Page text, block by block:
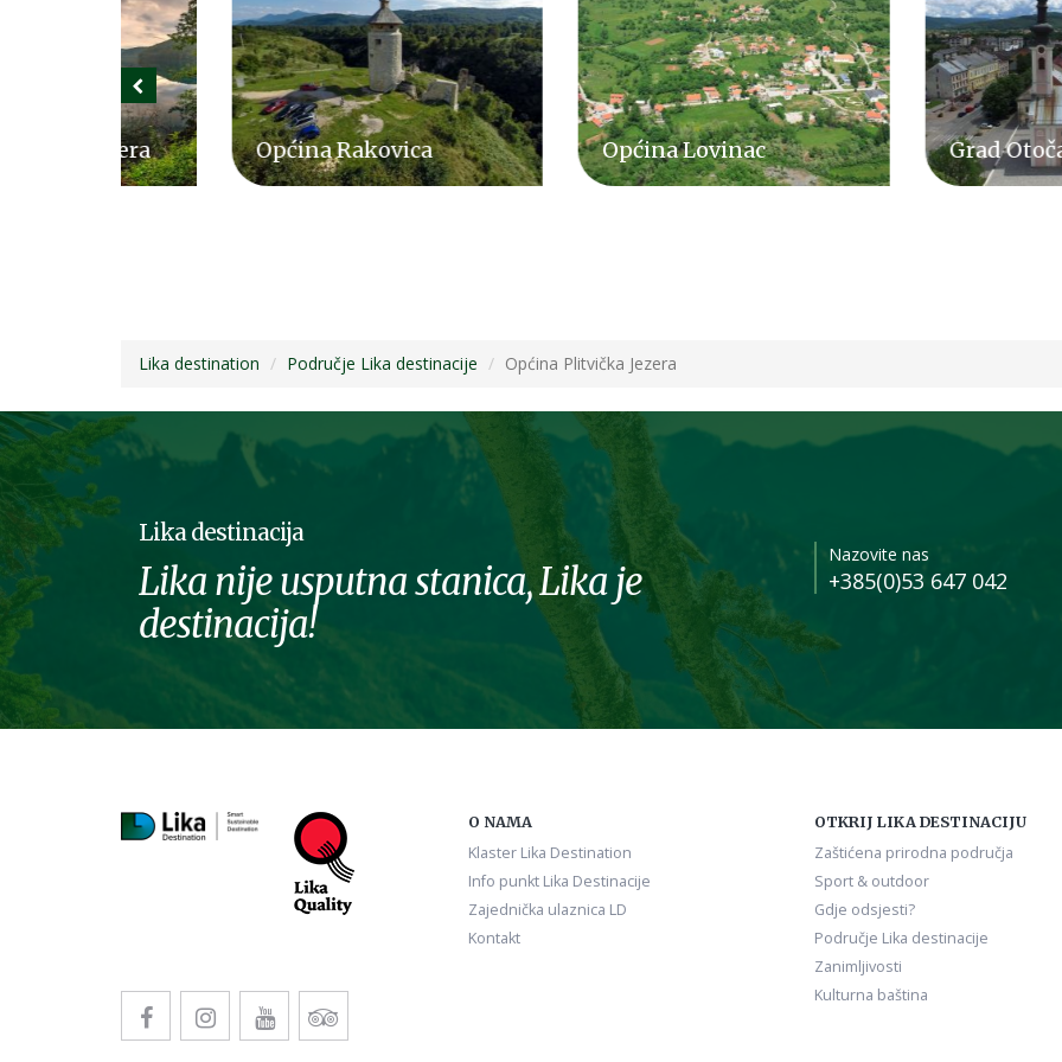
Općina Rakovica Općina Lovinac Grad Otočac
Lika destination Područje Lika destinacije Općina Plitvička Jezera
Lika destinacija
Lika nije usputna stanica, Lika je
destinacija!
Nazovite nas
+385(0)53 647 042
O NAMA
Klaster Lika Destination
Info punkt Lika Destinacije
Zajednička ulaznica LD
Kontakt
OTKRIJ LIKA DESTINACIJU
Zaštićena prirodna područja
Sport & outdoor
Gdje odsjesti?
Područje Lika destinacije
Zanimljivosti
Kulturna baština